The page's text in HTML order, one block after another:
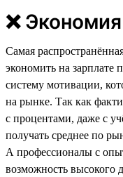
❌
Самая
экономить на зарплате
систему мотивации,
на рынке. Так как
с процентами, даже с
получать среднее по
А профессионалы с
возможность высокого